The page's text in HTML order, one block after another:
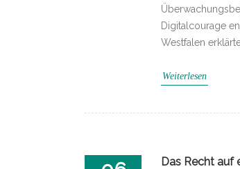
Digitalcourage
Westfalen
Weiterlesen
Das Recht auf